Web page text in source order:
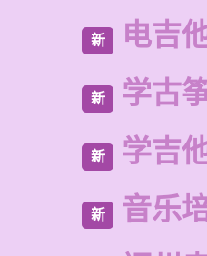
新 电吉
新 学古
新 学吉
新 音乐